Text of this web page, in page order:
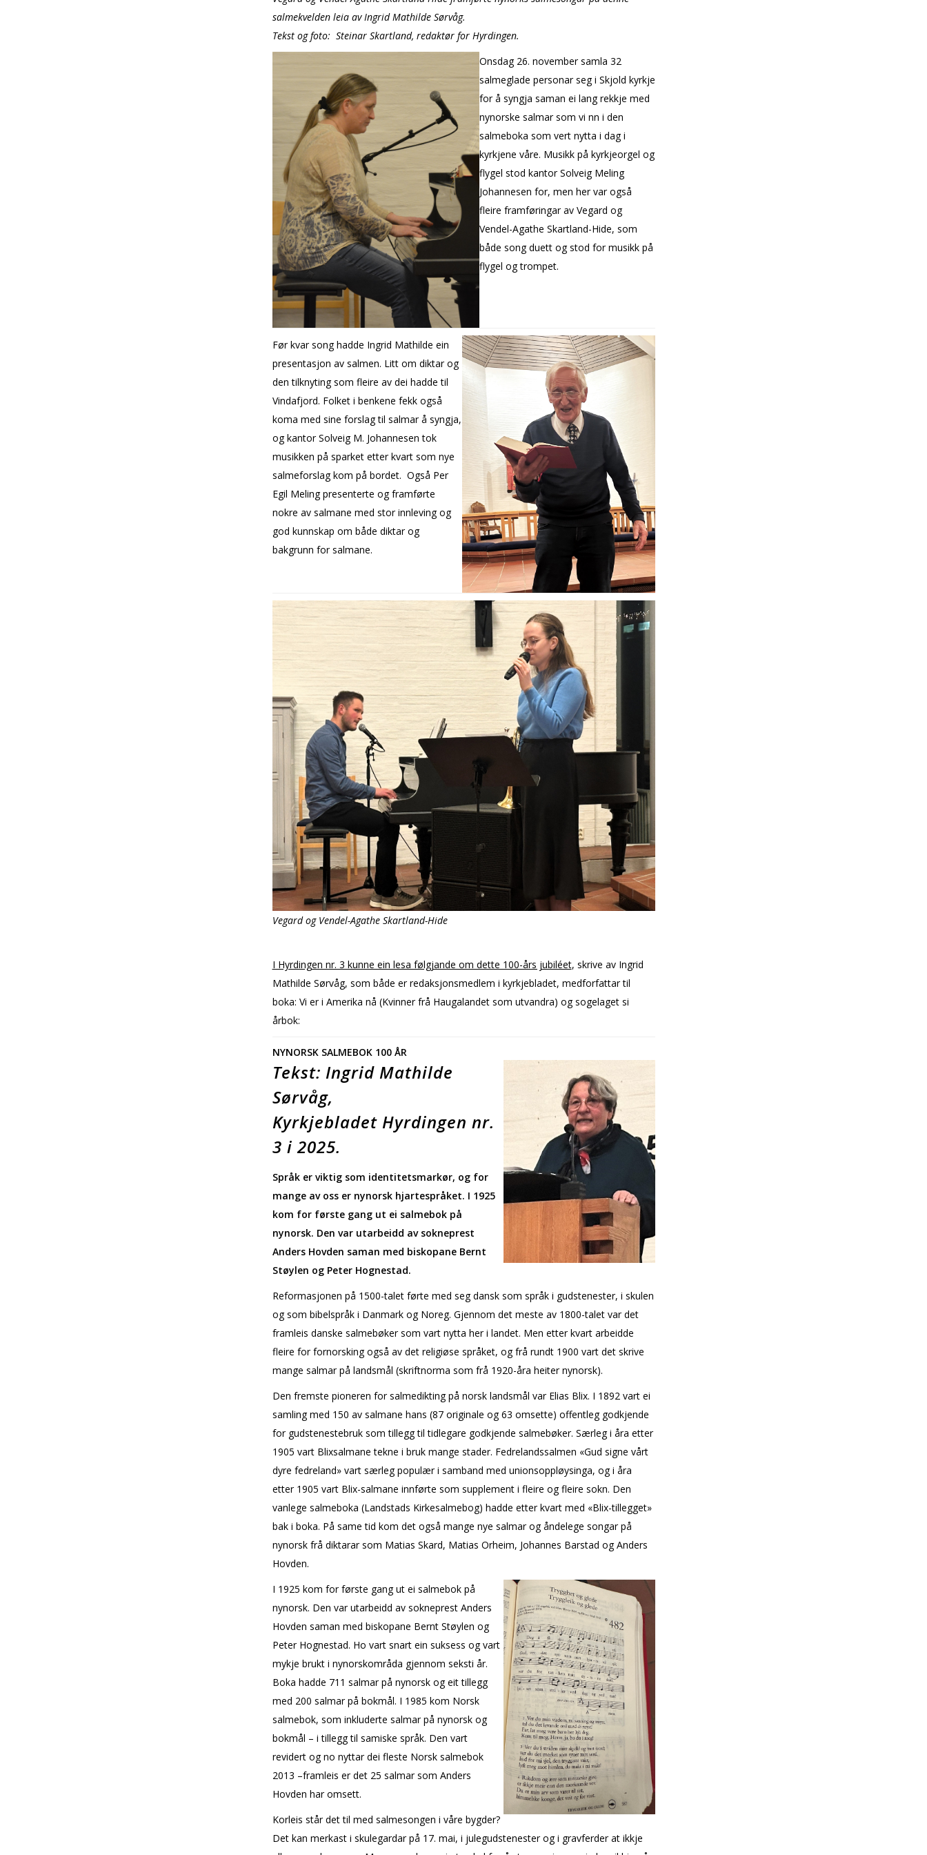
salmekvelden leia av Ingrid Mathilde Sørvåg.
Tekst og foto: Steinar Skartland, redaktør for Hyrdingen.
Onsdag 26. november samla 32
salmeglade personar seg i Skjold kyrkje
for å syngja saman ei lang rekkje med
nynorske salmar som vi finn i den
salmeboka som vert nytta i dag i
kyrkjene våre. Musikk på kyrkjeorgel og
flygel stod kantor Solveig Meling
Johannesen for, men her var også
fleire framføringar av Vegard og
Vendel-Agathe Skartland-Hide, som
både song duett og stod for musikk på
flygel og trompet.
Før kvar song hadde Ingrid Mathilde ein
presentasjon av salmen. Litt om diktar og
den tilknyting som fleire av dei hadde til
Vindafjord. Folket i benkene fekk også
koma med sine forslag til salmar å syngja,
og kantor Solveig M. Johannesen tok
musikken på sparket etter kvart som nye
salmeforslag kom på bordet. Også Per
Egil Meling presenterte og framførte
nokre av salmane med stor innleving og
god kunnskap om både diktar og
bakgrunn for salmane.
Vegard og Vendel-Agathe Skartland-Hide
I Hyrdingen nr. 3 kunne ein lesa følgjande om dette 100-års jubiléet, skrive av Ingrid
Mathilde Sørvåg, som både er redaksjonsmedlem i kyrkjebladet, medforfattar til
boka: Vi er i Amerika nå (Kvinner frå Haugalandet som utvandra) og sogelaget si
årbok:
NYNORSK SALMEBOK 100 ÅR
Tekst: Ingrid Mathilde
Sørvåg,
Kyrkjebladet Hyrdingen nr.
3 i 2025.
Språk er viktig som identitetsmarkør, og for
mange av oss er nynorsk hjartespråket. I 1925
kom for første gang ut ei salmebok på
nynorsk. Den var utarbeidd av sokneprest
Anders Hovden saman med biskopane Bernt
Støylen og Peter Hognestad.
Reformasjonen på 1500-talet førte med seg dansk som språk i gudstenester, i skulen
og som bibelspråk i Danmark og Noreg. Gjennom det meste av 1800-talet var det
framleis danske salmebøker som vart nytta her i landet. Men etter kvart arbeidde
fleire for fornorsking også av det religiøse språket, og frå rundt 1900 vart det skrive
mange salmar på landsmål (skriftnorma som frå 1920-åra heiter nynorsk).
Den fremste pioneren for salmedikting på norsk landsmål var Elias Blix. I 1892 vart ei
samling med 150 av salmane hans (87 originale og 63 omsette) offentleg godkjende
for gudstenestebruk som tillegg til tidlegare godkjende salmebøker. Særleg i åra etter
1905 vart Blixsalmane tekne i bruk mange stader. Fedrelandssalmen «Gud signe vårt
dyre fedreland» vart særleg populær i samband med unionsoppløysinga, og i åra
etter 1905 vart Blix-salmane innførte som supplement i fleire og fleire sokn. Den
vanlege salmeboka (Landstads Kirkesalmebog) hadde etter kvart med «Blix-tillegget»
bak i boka. På same tid kom det også mange nye salmar og åndelege songar på
nynorsk frå diktarar som Matias Skard, Matias Orheim, Johannes Barstad og Anders
Hovden.
I 1925 kom for første gang ut ei salmebok på
nynorsk. Den var utarbeidd av sokneprest Anders
Hovden saman med biskopane Bernt Støylen og
Peter Hognestad. Ho vart snart ein suksess og vart
mykje brukt i nynorskområda gjennom seksti år.
Boka hadde 711 salmar på nynorsk og eit tillegg
med 200 salmar på bokmål. I 1985 kom Norsk
salmebok, som inkluderte salmar på nynorsk og
bokmål – i tillegg til samiske språk. Den vart
revidert og no nyttar dei fleste Norsk salmebok
2013 –framleis er det 25 salmar som Anders
Hovden har omsett.
Korleis står det til med salmesongen i våre bygder?
Det kan merkast i skulegardar på 17. mai, i julegudstenester og i gravferder at ikkje